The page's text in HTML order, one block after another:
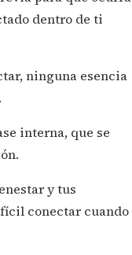
dentro de ti
ninguna esencia
interna, que se
y tus
conectar cuando